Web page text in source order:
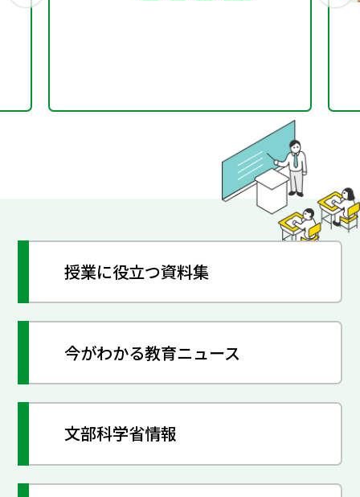
授業に役立つ資料集
今がわかる教育ニュース
文部科学省情報